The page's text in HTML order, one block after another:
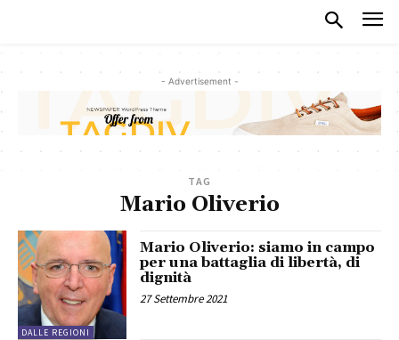
- Advertisement -
TAG
Mario Oliverio
DALLE REGIONI
Mario Oliverio: siamo in campo
per una battaglia di libertà, di
dignità
27 Settembre 2021